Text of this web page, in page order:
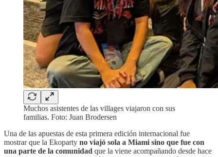
Muchos asistentes de las villages viajaron con sus
familias. Foto: Juan Brodersen
Una de las apuestas de esta primera edición internacional fue
mostrar que la Ekoparty no viajó sola a Miami sino que fue con
una parte de la comunidad que la viene acompañando desde hace